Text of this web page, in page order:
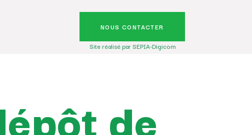
NOUS CONTACTER
Site réalisé par SEPIA-Digicom
de